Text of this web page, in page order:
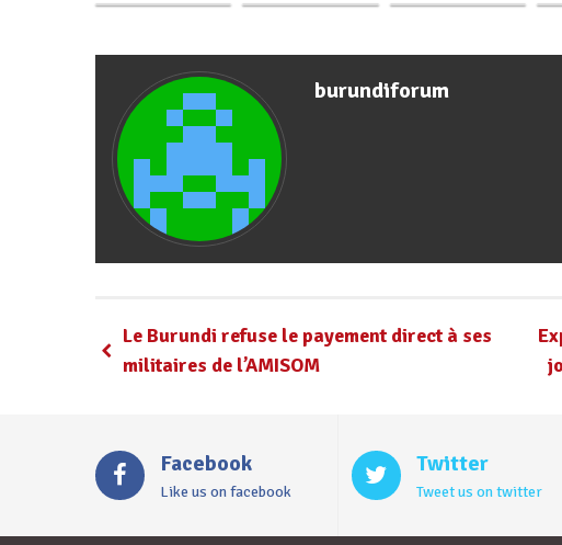
burundiforum
Le Burundi refuse le payement direct à ses
militaires de l’AMISOM
Facebook
Like us on facebook
Twitter
Tweet us on twitter